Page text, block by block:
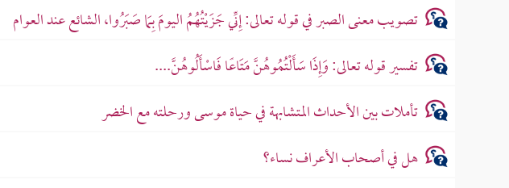
تصويب معنى الصبر في قوله تعالى: إِنِّي جَزَيْتُهُمُ اليومَ بِمَا صَبَرُوا، الشائع عند العوام
تفسير قوله تعالى: وَإِذَا سَأَلْتُمُوهُنَّ مَتَاعًا فَاسْأَلُوهُنَّ....
تأملات بين الأحداث المتشابهة في حياة موسى ورحلته مع الخضر
هل في أصحاب الأعراف نساء؟